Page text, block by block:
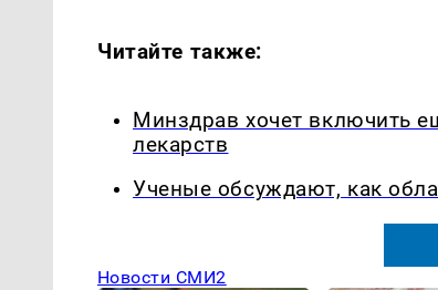
Читайте также:
Минздрав хочет включить
лекарств
Ученые обсуждают, как
Новости СМИ2